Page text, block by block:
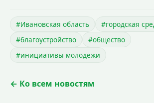
#Ивановская область
#городская
#благоустройство
#общество
#инициативы молодежи
← Ко всем новостям